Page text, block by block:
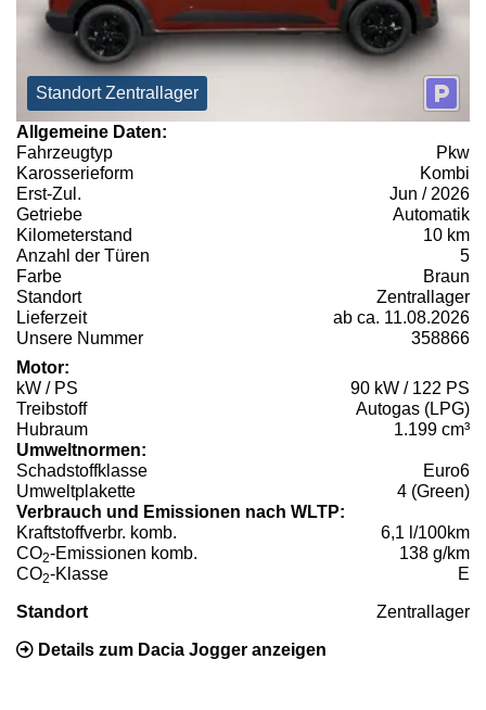
Standort Zentrallager
Allgemeine Daten:
Fahrzeugtyp
Pkw
Karosserieform
Kombi
Erst-Zul.
Jun / 2026
Getriebe
Automatik
Kilometerstand
10 km
Anzahl der Türen
5
Farbe
Braun
Standort
Zentrallager
Lieferzeit
ab ca. 11.08.2026
Unsere Nummer
358866
Motor:
kW / PS
90 kW / 122 PS
Treibstoff
Autogas (LPG)
Hubraum
1.199 cm³
Umweltnormen:
Schadstoffklasse
Euro6
Umweltplakette
4 (Green)
Verbrauch und Emissionen nach WLTP:
Kraftstoffverbr. komb.
6,1 l/100km
CO2-Emissionen komb.
138 g/km
CO2-Klasse E
Standort Zentrallager
Details zum Dacia Jogger anzeigen